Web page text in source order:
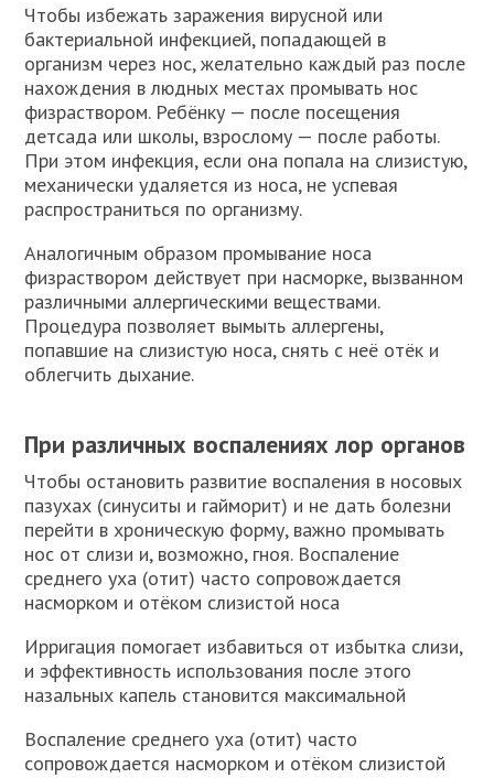
Чтобы избежать заражения вирусной или
бактериальной инфекцией, попадающей в
организм через нос, желательно каждый раз после
нахождения в людных местах промывать нос
физраствором. Ребёнку — после посещения
детсада или школы, взрослому — после работы.
При этом инфекция, если она попала на слизистую,
механически удаляется из носа, не успевая
распространиться по организму.
Аналогичным образом промывание носа
физраствором действует при насморке, вызванном
различными аллергическими веществами.
Процедура позволяет вымыть аллергены,
попавшие на слизистую носа, снять с неё отёк и
облегчить дыхание.
При различных воспалениях лор органов
Чтобы остановить развитие воспаления в носовых
пазухах (синуситы и гайморит) и не дать болезни
перейти в хроническую форму, важно промывать
нос от слизи и, возможно, гноя. Воспаление
среднего уха (отит) часто сопровождается
насморком и отёком слизистой носа
Ирригация помогает избавиться от избытка слизи,
и эффективность использования после этого
назальных капель становится максимальной
Воспаление среднего уха (отит) часто
сопровождается насморком и отёком слизистой